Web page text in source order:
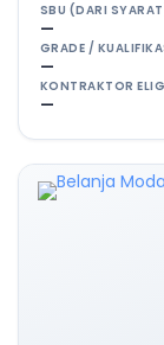
SBU (DARI
—
GRADE /
—
KONTRAKTOR
—